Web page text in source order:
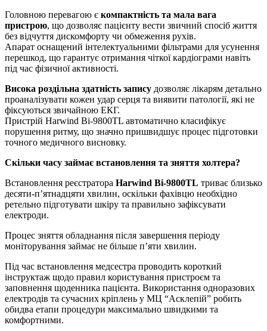
Головною перевагою є компактність та мала вага
пристрою, що дозволяє пацієнту вести звичний спосіб життя
без відчуття дискомфорту чи обмеження рухів.
Апарат оснащений інтелектуальними фільтрами для усунення
перешкод, що гарантує отримання чіткої кардіограми навіть
під час фізичної активності.
Висока роздільна здатність запису дозволяє лікарям детально
проаналізувати кожен удар серця та виявити патології, які не
фіксуються звичайною ЕКГ.
Пристрій Harwind Bi-9800TL автоматично класифікує
порушення ритму, що значно пришвидшує процес підготовки
точного медичного висновку.
Скільки часу займає встановлення та зняття холтера?
Встановлення реєстратора Harwind Bi-9800TL триває близько
десяти-п’ятнадцяти хвилин, оскільки фахівцю необхідно
ретельно підготувати шкіру та правильно зафіксувати
електроди.
Процес зняття обладнання після завершення періоду
моніторування займає не більше п’яти хвилин.
Під час встановлення медсестра проводить короткий
інструктаж щодо правил користування пристроєм та
заповнення щоденника пацієнта. Використання одноразових
електродів та сучасних кріплень у МЦ “Асклепій” робить
обидва етапи процедури максимально швидкими та
комфортними.